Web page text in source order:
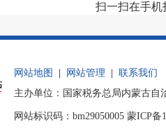
扫一扫在手机
网站地图 网站管理
联系我们
主办单位：国家税务总局内蒙古自
网站标识码：bm29050005 蒙ICP备